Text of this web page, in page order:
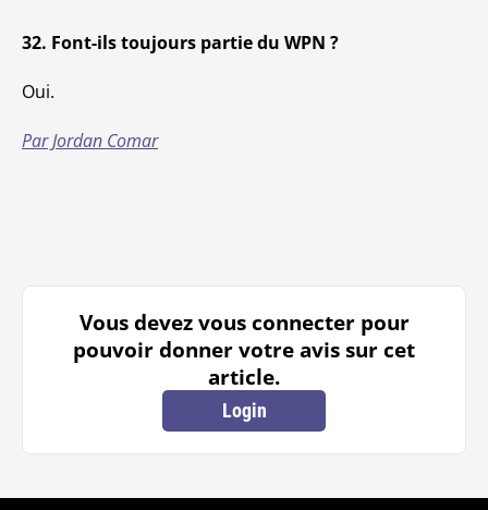
32. Font-ils toujours partie du WPN ?
Oui.
Par Jordan Comar
Vous devez vous connecter pour
pouvoir donner votre avis sur cet
article.
Login